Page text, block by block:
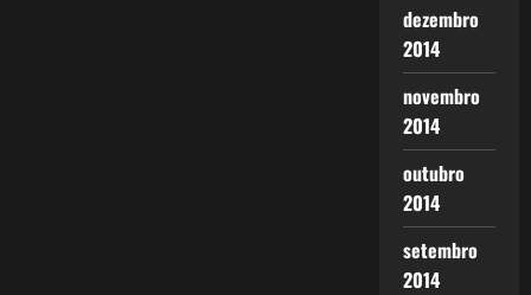
dezembro
2014
novembro
2014
outubro
2014
setembro
2014